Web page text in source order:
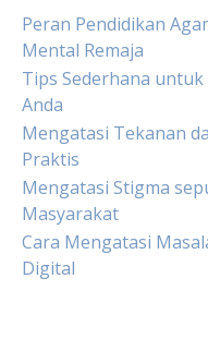
Peran Pendidikan
Mental Remaja
Tips Sederhana
Anda
Mengatasi Tekanan
Praktis
Mengatasi Stigma
Masyarakat
Cara Mengatasi
Digital